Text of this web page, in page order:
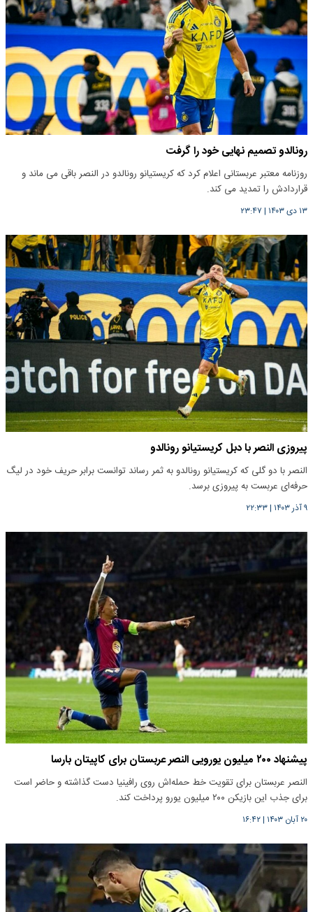
رونالدو تصمیم نهایی خود را گرفت
روزنامه معتبر عربستانی اعلام کرد که کریستیانو رونالدو در النصر باقی می ماند و
قراردادش را تمدید می کند.
۱۳ دی ۱۴۰۳ | ۲۳:۴۷
پیروزی النصر با دبل کریستیانو رونالدو
النصر با دو گلی که کریستیانو رونالدو به ثمر رساند توانست برابر حریف خود در لیگ
حرفه‌ای عربست به پیروزی برسد.
۹ آذر ۱۴۰۳ |۲۲:۳۳
پیشنهاد ۲۰۰ میلیون یورویی النصر عربستان برای کاپیتان بارسا
النصر عربستان برای تقویت خط حمله‌اش روی رافینیا دست گذاشته و حاضر است
برای جذب این بازیکن ۲۰۰ میلیون یورو پرداخت کند.
۲۰ آبان ۱۴۰۳ |۱۶:۴۲